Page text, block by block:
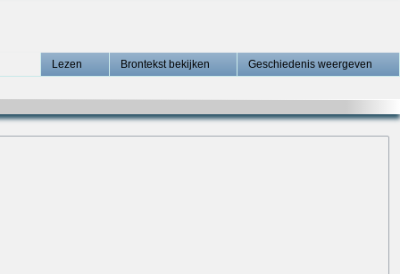
Lezen Brontekst bekijken Geschiedenis weergeven